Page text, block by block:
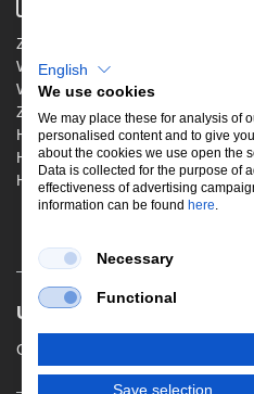
Zahlung & Versand
Widerrufsbelehrung
Warenkorb
Zur Kasse
Hinweis zur Altölentsorgung
Hinweis zur Batterieentsorgung
Händler werden
UNSERE BELIEBTESTEN
Gewindefahrwerke
English
We use cookies
We may place these for analysis of
personalised content and to give
about the cookies we use open the
Data is collected for the purpose of
effectiveness of advertising
information can be found here.
Necessary
Functional
Save selection